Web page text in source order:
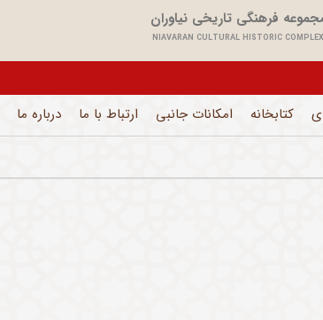
فرهنگی تاریخی نیاوران
NIAVARAN CULTURAL HISTORIC COMPLEX
کتابخانه امکانات جانبی ارتباط با ما درباره ما